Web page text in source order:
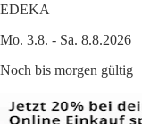
EDEKA
Mo. 3.8. - Sa. 8.8.2026
Noch bis morgen gültig